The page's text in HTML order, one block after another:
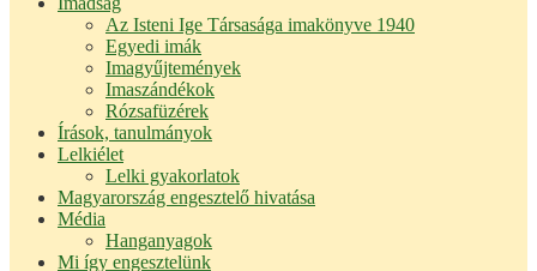
Az Isteni Ige Társasága imakönyve 1940
Egyedi imák
Imagyűjtemények
Imaszándékok
Rózsafüzérek
Írások, tanulmányok
Lelkiélet
Lelki gyakorlatok
Magyarország engesztelő hivatása
Média
Hanganyagok
Mi így engesztelünk